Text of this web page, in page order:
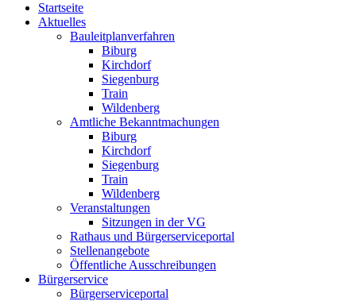
Startseite
Aktuelles
Bauleitplanverfahren
Biburg
Kirchdorf
Siegenburg
Train
Wildenberg
Amtliche Bekanntmachungen
Biburg
Kirchdorf
Siegenburg
Train
Wildenberg
Veranstaltungen
Sitzungen in der VG
Rathaus und Bürgerserviceportal
Stellenangebote
Öffentliche Ausschreibungen
Bürgerservice
Bürgerserviceportal